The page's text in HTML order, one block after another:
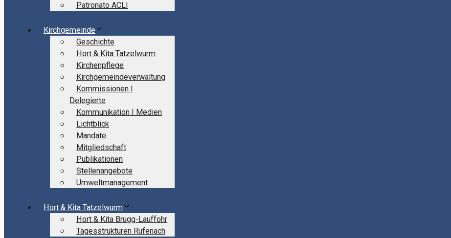
Patronato ACLI
Kirchgemeinde
Geschichte
Hort & Kita Tatzelwurm
Kirchenpflege
Kirchgemeindeverwaltung
Kommissionen I
Delegierte
Kommunikation I Medien
Lichtblick
Mandate
Mitgliedschaft
Publikationen
Stellenangebote
Umweltmanagement
Hort & Kita Tatzelwurm
Hort & Kita Brugg-Lauffohr
Tagesstrukturen Rüfenach